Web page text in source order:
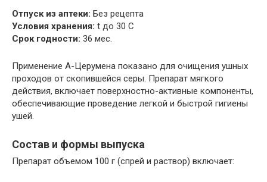
Отпуск из аптеки: Без рецепта
Условия хранения: t до 30 С
Срок годности: 36 мес.
Применение А-Церумена показано для очищения ушных
проходов от скопившейся серы. Препарат мягкого
действия, включает поверхностно-активные компоненты,
обеспечивающие проведение легкой и быстрой гигиены
ушей.
Состав и формы выпуска
Препарат объемом 100 г (спрей и раствор) включает: